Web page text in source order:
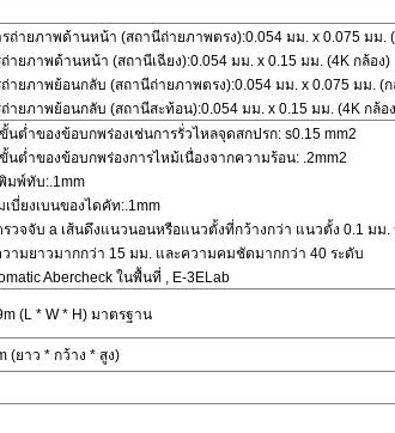
ถ่ายภาพด้านหน้า (สถานีถ่ายภาพตรง):0.054 มม. x 0.075 มม.
ายภาพด้านหน้า (สถานีเฉียง):0.054 มม. x 0.15 มม. (4K กล้อง)
ายภาพย้อนกลับ (สถานีถ่ายภาพตรง):0.054 มม. x 0.075 มม. (ก
ายภาพย้อนกลับ (สถานีสะท้อน):0.054 มม. x 0.15 มม. (4K กล้อ
ต่ำของข้อบกพร่องเช่นการรั่วไหลจุดสกปรก: s0.15 mm2
นต่ำของข้อบกพร่องการไหม้เนื่องจากความร้อน: .2mm2
มพ์ทับ:.1mm
บี่ยงเบนของไดคัท:.1mm
วจจับ a เส้นดึงแนวนอนหรือแนวตั้งที่กว้างกว่า แนวตั้ง 0.1 มม.
ามยาวมากกว่า 15 มม. และความคมชัดมากกว่า 40 ระดับ
Abercheck ในพื้นที่ , E-3ELab
(L * W * H) มาตรฐาน
(ยาว * กว้าง * สูง)